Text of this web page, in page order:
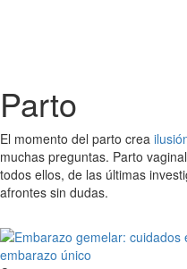
Parto
El momento del parto crea
muchas preguntas. Parto
todos ellos, de las últimas
afrontes sin dudas.